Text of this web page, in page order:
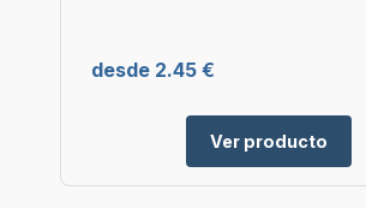
desde 2.45 €
Ver producto